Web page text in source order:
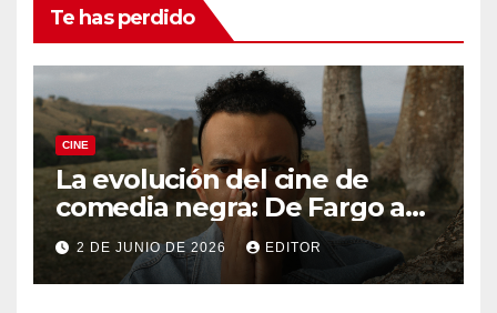
Te has perdido
CINE
La evolución del cine de
comedia negra: De Fargo a
Knives Out
2 DE JUNIO DE 2026 EDITOR